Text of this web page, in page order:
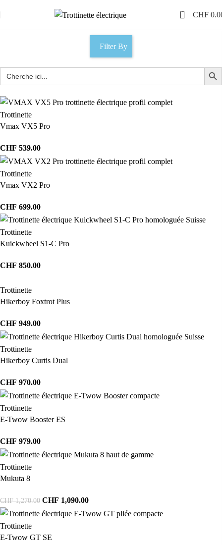
0 CHF
Filter By
Trottinette
Vmax VX5 Pro
CHF 539.00
Trottinette
Vmax VX2 Pro
CHF 699.00
Trottinette
Kuickwheel S1-C Pro
CHF 850.00
Trottinette
Hikerboy Foxtrot Plus
CHF 949.00
Trottinette
Hikerboy Curtis Dual
CHF 970.00
Trottinette
E-Twow Booster ES
CHF 979.00
Trottinette
Mukuta 8
CHF1,270.00 CHF 1,090.00
Trottinette
E-Twow GT SE